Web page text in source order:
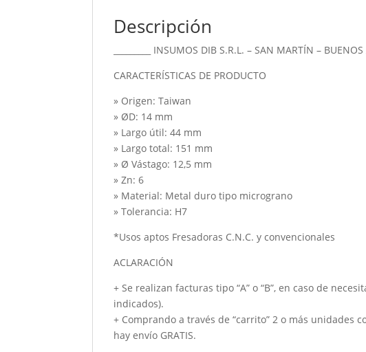
Descripción
_________ INSUMOS DIB S.R.L. – SAN MARTÍN – BUENOS
CARACTERÍSTICAS DE PRODUCTO
» Origen: Taiwan
» ØD: 14 mm
» Largo útil: 44 mm
» Largo total: 151 mm
» Ø Vástago: 12,5 mm
» Zn: 6
» Material: Metal duro tipo micrograno
» Tolerancia: H7
*Usos aptos Fresadoras C.N.C. y convencionales
ACLARACIÓN
+ Se realizan facturas tipo “A” o “B”, en caso de
indicados).
+ Comprando a través de “carrito” 2 o más unidades
hay envío GRATIS.